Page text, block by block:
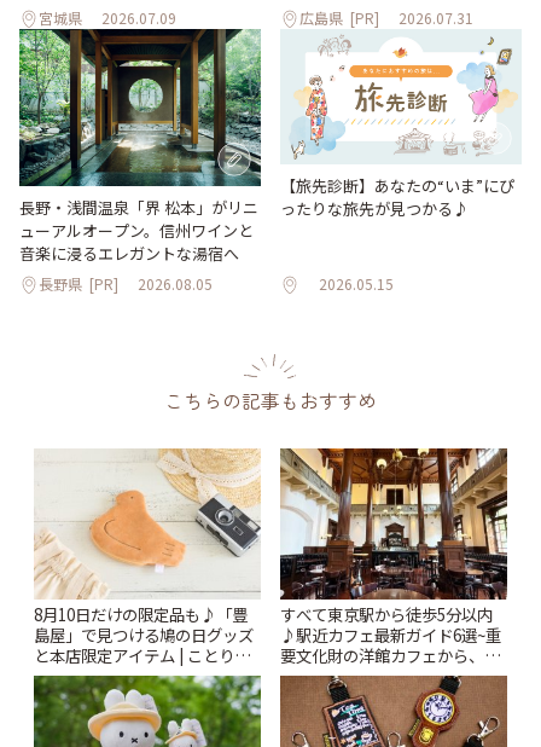
宮城県 2026.07.09 広島県 [PR] 2026.07.31
長野・浅間温泉「界 松本」がリニ
ューアルオープン。信州ワインと
音楽に浸るエレガントな湯宿へ
長野県 [PR] 2026.08.05
【旅先診断】あなたの“いま”にぴ
ったりな旅先が見つかる♪
2026.05.15
こちらの記事もおすすめ
8月10日だけの限定品も♪「豊
島屋」で見つける鳩の日グッズ
と本店限定アイテム | ことりっ
ぷ
すべて東京駅から徒歩5分以内
♪駅近カフェ最新ガイド6選~重
要文化財の洋館カフェから、改
札すぐのレトロ喫茶まで~ | こと
りっぷ